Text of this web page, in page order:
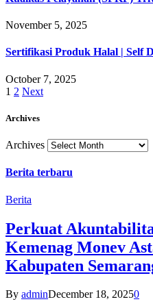
November 5, 2025
Sertifikasi Produk Halal | Self
October 7, 2025
1 2 Next
Archives
Archives
Berita terbaru
Berita
Perkuat
Kemenag Monev
Kabupaten
By adminDecember 18, 20250